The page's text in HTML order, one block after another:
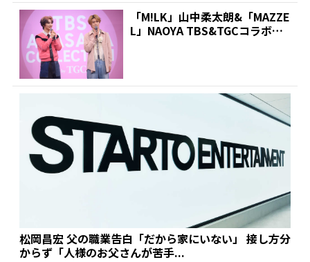
「M!LK」山中柔太朗&「MAZZE
L」NAOYA TBS&TGCコラボイ
松岡昌宏 父の職業告白「だから家にいない」 接し方分
からず「人様のお父さんが苦手...